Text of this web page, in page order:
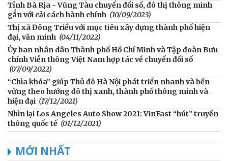
Tỉnh Bà Rịa - Vũng Tàu chuyển đổi số, đô thị thông minh
gắn với cải cách hành chính (10/09/2023)
Thị xã Đông Triều với mục tiêu xây dựng thành phố hiện
đại, văn minh (04/11/2022)
Ủy ban nhân dân Thành phố Hồ Chí Minh và Tập đoàn Bưu
chính Viễn thông Việt Nam hợp tác về chuyển đổi số
(07/09/2022)
“Chìa khóa” giúp Thủ đô Hà Nội phát triển nhanh và bền
vững theo hướng đô thị xanh, thành phố thông minh và
hiện đại (17/12/2021)
Nhìn lại Los Angeles Auto Show 2021: VinFast “hút” truyền
thông quốc tế (01/12/2021)
MỚI NHẤT